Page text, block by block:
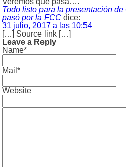
Todo listo para la presentación
pasó por la FCC dice:
31 julio, 2017 a las 10:54
[…] Source link […]
Leave a Reply
Name*
Mail*
Website